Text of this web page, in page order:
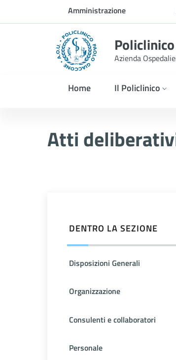
Skip to Main ContentAmministrazione
trasparente
Azienda
Home Il Policlinico
Atti
DENTRO LA SEZIONE
Disposizioni Generali
Organizzazione
Consulenti e collaboratori
Personale